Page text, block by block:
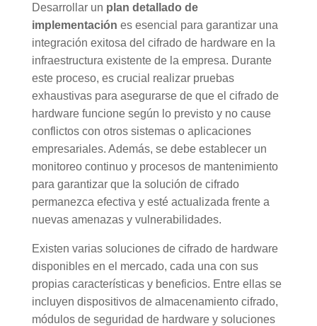
Desarrollar un plan detallado de
implementación es esencial para garantizar una
integración exitosa del cifrado de hardware en la
infraestructura existente de la empresa. Durante
este proceso, es crucial realizar pruebas
exhaustivas para asegurarse de que el cifrado de
hardware funcione según lo previsto y no cause
conflictos con otros sistemas o aplicaciones
empresariales. Además, se debe establecer un
monitoreo continuo y procesos de mantenimiento
para garantizar que la solución de cifrado
permanezca efectiva y esté actualizada frente a
nuevas amenazas y vulnerabilidades.
Existen varias soluciones de cifrado de hardware
disponibles en el mercado, cada una con sus
propias características y beneficios. Entre ellas se
incluyen dispositivos de almacenamiento cifrado,
módulos de seguridad de hardware y soluciones